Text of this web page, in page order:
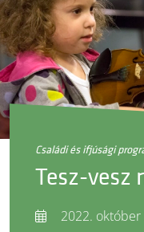
családi és ifjúsági
Tesz-vesz
2022.